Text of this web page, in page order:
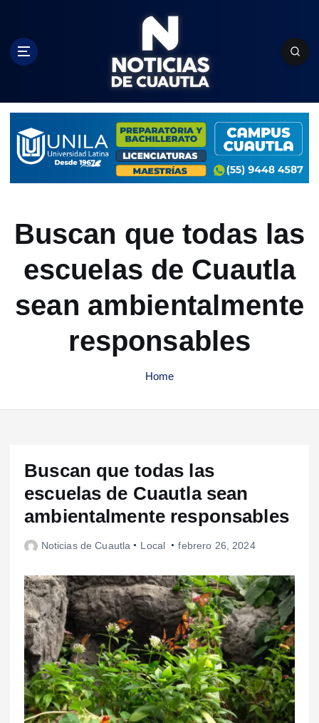
c
Buscan que todas las
escuelas de Cuautla
sean ambientalmente
responsables
Home
Buscan que todas las
escuelas de Cuautla sean
ambientalmente responsables
Noticias de Cuautla Local febrero 26, 2024